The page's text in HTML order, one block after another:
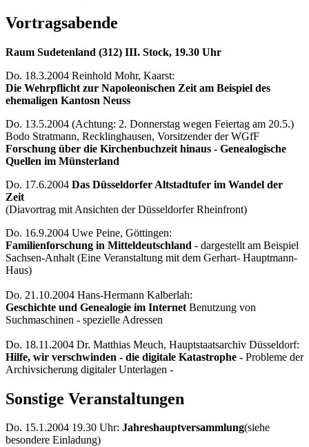
Vortragsabende
Raum Sudetenland (312) III. Stock, 19.30 Uhr
Do. 18.3.2004 Reinhold Mohr, Kaarst:
Die Wehrpflicht zur Napoleonischen Zeit am Beispiel des
ehemaligen Kantosn Neuss
Do. 13.5.2004 (Achtung: 2. Donnerstag wegen Feiertag am 20.5.)
Bodo Stratmann, Recklinghausen, Vorsitzender der WGfF
Forschung über die Kirchenbuchzeit hinaus - Genealogische
Quellen im Münsterland
Do. 17.6.2004 Das Düsseldorfer Altstadtufer im Wandel der
Zeit
(Diavortrag mit Ansichten der Düsseldorfer Rheinfront)
Do. 16.9.2004 Uwe Peine, Göttingen:
Familienforschung in Mitteldeutschland - dargestellt am Beispiel
Sachsen-Anhalt (Eine Veranstaltung mit dem Gerhart- Hauptmann-
Haus)
Do. 21.10.2004 Hans-Hermann Kalberlah:
Geschichte und Genealogie im Internet Benutzung von
Suchmaschinen - spezielle Adressen
Do. 18.11.2004 Dr. Matthias Meuch, Hauptstaatsarchiv Düsseldorf:
Hilfe, wir verschwinden - die digitale Katastrophe - Probleme der
Archivsicherung digitaler Unterlagen -
Sonstige Veranstaltungen
Do. 15.1.2004 19.30 Uhr: Jahreshauptversammlung(siehe
besondere Einladung)